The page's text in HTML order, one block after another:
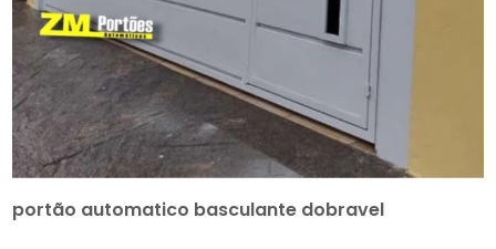
portão automatico basculante dobravel